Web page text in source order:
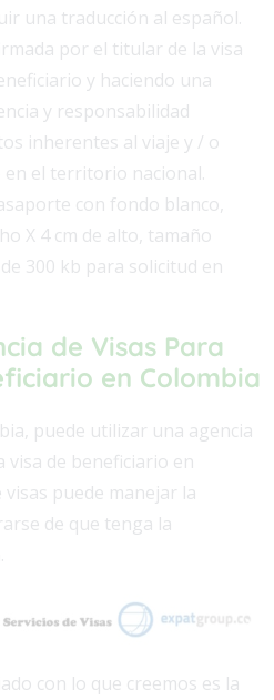
una traducción al español.
por el titular de la visa
y haciendo una
y responsabilidad
inherentes al viaje y / o
en el territorio nacional.
con fondo blanco,
X 4 cm de alto, tamaño
300 kb para solicitud en
de Visas Para
en Colombia
puede utilizar una agencia
visa de beneficiario en
puede manejar la
de que tenga la
con lo que creemos es la